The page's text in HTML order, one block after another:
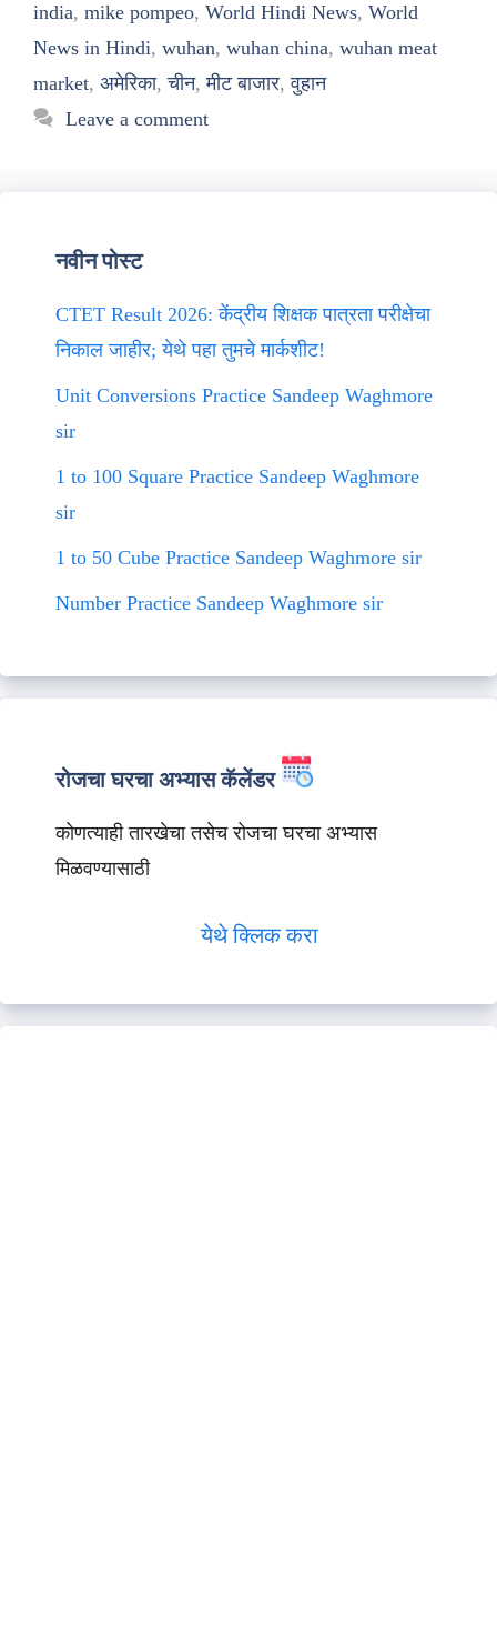
india, mike pompeo, World Hindi News, World
News in Hindi, wuhan, wuhan china, wuhan meat
market, अमेरिका,चीन,मीट बाजार,वुहान
Leave a comment
नवीन पोस्ट
CTET Result 2026: केंद्रीय शिक्षक पात्रता परीक्षेचा
निकाल जाहीर; येथे पहा तुमचे मार्कशीट!
Unit Conversions Practice Sandeep Waghmore
sir
1 to 100 Square Practice Sandeep Waghmore
sir
1 to 50 Cube Practice Sandeep Waghmore sir
Number Practice Sandeep Waghmore sir
रोजचा घरचा अभ्यास कॅलेंडर
कोणत्याही तारखेचा तसेच रोजचा घरचा अभ्यास
मिळवण्यासाठी
येथे क्लिक करा